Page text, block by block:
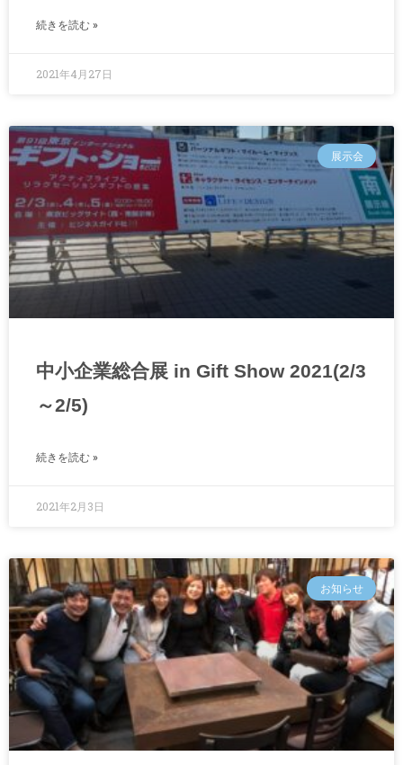
続きを読む »
2021年4月27日
展示会
中小企業総合展 in Gift Show 2021(2/3
～2/5)
続きを読む »
2021年2月3日
お知らせ